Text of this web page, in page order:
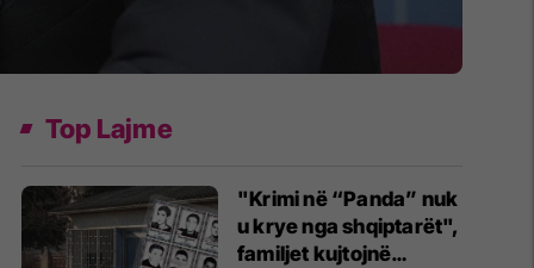
Top Lajme
"Krimi në “Panda” nuk
u krye nga shqiptarët",
familjet kujtojnë